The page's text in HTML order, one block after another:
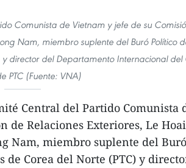
Comunista de Vietnam y jefe de su
Nam, miembro suplente del Buró Político
director del Departamento Internacional del
PTC (Fuente: VNA)
Central del Partido Comunista
de Relaciones Exteriores, Le
Nam, miembro suplente del Buró
Corea del Norte (PTC) y